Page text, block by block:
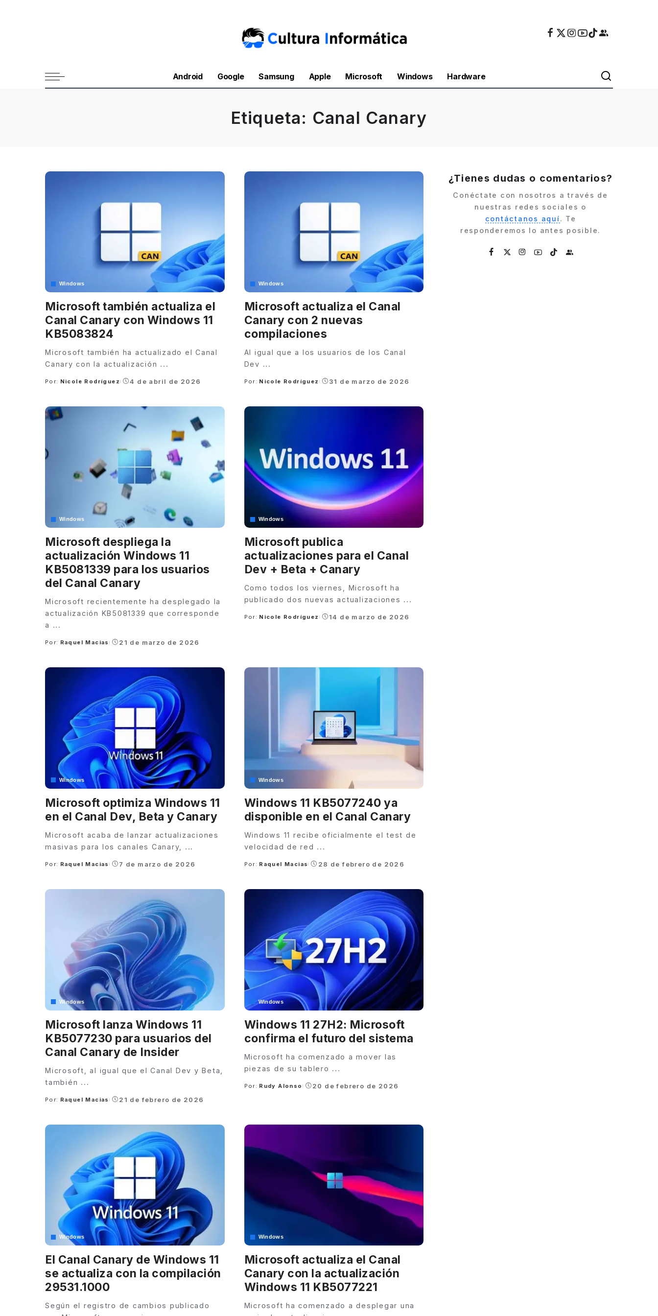
Android Google Samsung Apple Microsoft Windows Hardware
Etiqueta: Canal Canary
Windows
Microsoft también actualiza el
Canal Canary con Windows 11
KB5083824
Microsoft también ha actualizado el Canal
Canary con la actualización ...
Posted
Por: Nicole Rodríguez 4 de abril de 2026
Windows
Microsoft actualiza el Canal
Canary con 2 nuevas
compilaciones
Al igual que a los usuarios de los Canal
Dev ...
Posted
Por: Nicole Rodríguez 31 de marzo de 2026
Windows
Microsoft despliega la
actualización Windows 11
KB5081339 para los usuarios
del Canal Canary
Microsoft recientemente ha desplegado la
actualización KB5081339 que corresponde
a ...
Posted
Por: Raquel Macias 21 de marzo de 2026
Windows
Microsoft publica
actualizaciones para el Canal
Dev + Beta + Canary
Como todos los viernes, Microsoft ha
publicado dos nuevas actualizaciones ...
Posted
Por: Nicole Rodríguez 14 de marzo de 2026
Windows
Microsoft optimiza Windows 11
en el Canal Dev, Beta y Canary
Microsoft acaba de lanzar actualizaciones
masivas para los canales Canary, ...
Posted
Por: Raquel Macias 7 de marzo de 2026
Windows
Windows 11 KB5077240 ya
disponible en el Canal Canary
Windows 11 recibe oficialmente el test de
velocidad de red ...
Posted
Por: Raquel Macias 28 de febrero de 2026
Windows
Microsoft lanza Windows 11
KB5077230 para usuarios del
Canal Canary de Insider
Microsoft, al igual que el Canal Dev y Beta,
también ...
Posted
Por: Raquel Macias 21 de febrero de 2026
Windows
Windows 11 27H2: Microsoft
confirma el futuro del sistema
Microsoft ha comenzado a mover las
piezas de su tablero ...
Posted
Por: Rudy Alonso 20 de febrero de 2026
Windows
El Canal Canary de Windows 11
se actualiza con la compilación
29531.1000
Según el registro de cambios publicado
Windows
Microsoft actualiza el Canal
Canary con la actualización
Windows 11 KB5077221
Microsoft ha comenzado a desplegar una
¿Tienes dudas o comentarios?
Conéctate con nosotros a través de
nuestras redes sociales o
contáctanos aquí. Te
responderemos lo antes posible.